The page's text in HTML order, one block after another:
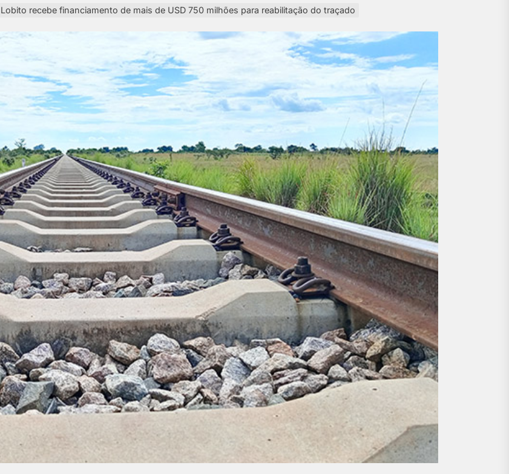
recebe financiamento de mais de USD 750 milhões para reabilitação do traçado